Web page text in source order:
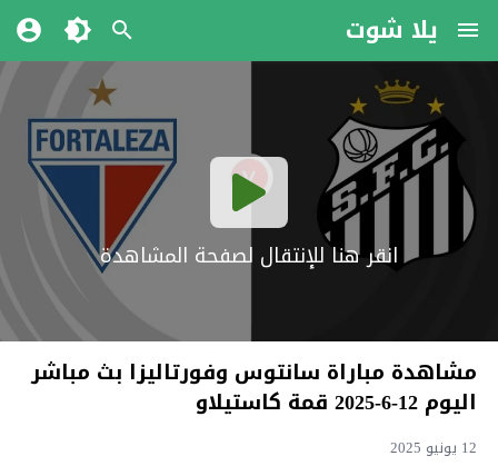
يلا شوت
انقر هنا للإنتقال لصفحة المشاهدة
مشاهدة مباراة سانتوس وفورتاليزا بث مباشر
اليوم 12-6-2025 قمة كاستيلاو
12 يونيو 2025